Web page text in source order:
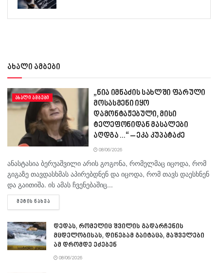
ახალი ამბები
ᲐᲮᲐᲚᲘ ᲐᲛᲑᲔᲑᲘ
„ნია იმნაძის სახლში ფარული
მოსასმენი იყო
დამონტაჟებული, მისი
ტელეფონიდან მასალები
აღდგა…“ – ეკა კუპატაძე
08/06/2026
ანასტასია ბერუაშვილი არის გოგონა, რომელმაც იცოდა, რომ
გიგაზე თავდასხმას აპირებდნენ და იცოდა, რომ თავს დაესხნენ
და გაითიშა. ის ამას ჩვენებაშიც...
ᲛᲔᲢᲘᲡ ᲜᲐᲮᲕᲐ
დედას, რომელიც შვილის გადარჩენის
მცდელობისას, დინებამ გაიტაცა, მაშველები
ამ დრომდე ეძებენ
08/06/2026